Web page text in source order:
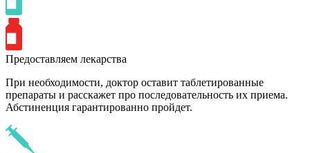
Предоставляем лекарства
При необходимости, доктор оставит таблетированные
препараты и расскажет про последовательность их приема.
Абстиненция гарантированно пройдет.